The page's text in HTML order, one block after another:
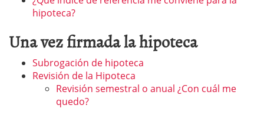
hipoteca?
Una vez firmada la hipoteca
Subrogación de hipoteca
Revisión de la Hipoteca
Revisión semestral o anual ¿Con cuál me
quedo?